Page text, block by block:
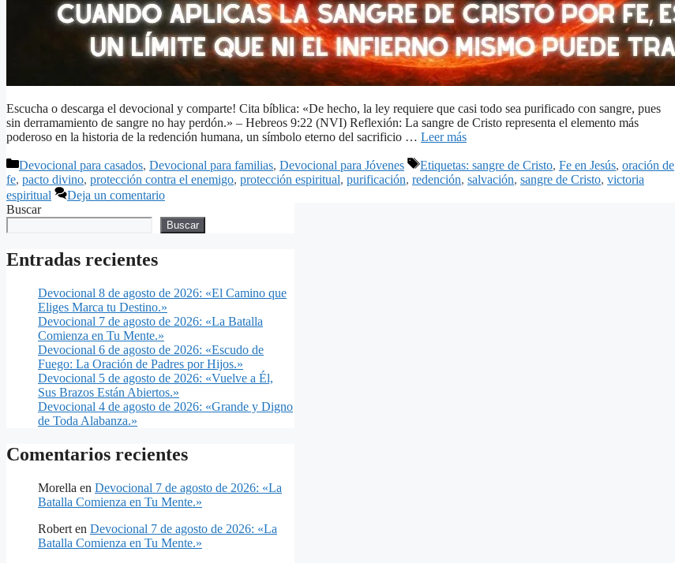
Escucha o descarga el devocional y comparte! Cita bíblica: «De hecho, la ley requiere que casi todo sea purificado con sangre, pues
sin derramamiento de sangre no hay perdón.» – Hebreos 9:22 (NVI) Reflexión: La sangre de Cristo representa el elemento más
poderoso en la historia de la redención humana, un símbolo eterno del sacrificio … Leer más
Categorías
Devocional para casados, Devocional para familias, Devocional para Jóvenes Etiquetas
Etiquetas: sangre de Cristo, Fe en Jesús, oración de
fe, pacto divino, protección contra el enemigo, protección espiritual, purificación, redención, salvación, sangre de Cristo, victoria
espiritual
Deja un comentario
Buscar
Buscar
Entradas recientes
Devocional 8 de agosto de 2026: «El Camino que
Eliges Marca tu Destino.»
Devocional 7 de agosto de 2026: «La Batalla
Comienza en Tu Mente.»
Devocional 6 de agosto de 2026: «Escudo de
Fuego: La Oración de Padres por Hijos.»
Devocional 5 de agosto de 2026: «Vuelve a Él,
Sus Brazos Están Abiertos.»
Devocional 4 de agosto de 2026: «Grande y Digno
de Toda Alabanza.»
Comentarios recientes
Morella en Devocional 7 de agosto de 2026: «La
Batalla Comienza en Tu Mente.»
Robert en Devocional 7 de agosto de 2026: «La
Batalla Comienza en Tu Mente.»